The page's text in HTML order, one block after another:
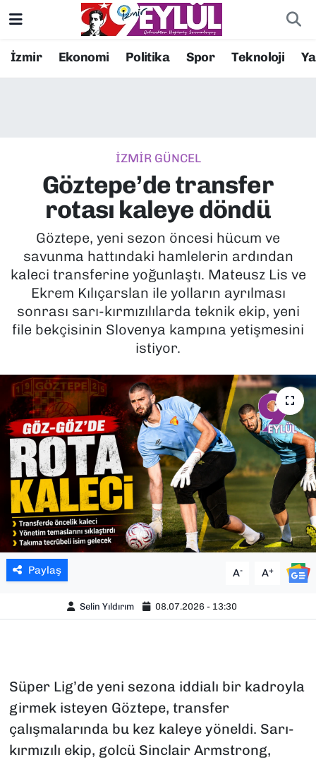
İzmir Ekonomi Politika Spor Teknoloji
İZMİR GÜNCEL
Göztepe’de transfer
rotası kaleye döndü
Göztepe, yeni sezon öncesi hücum ve
savunma hattındaki hamlelerin ardından
kaleci transferine yoğunlaştı. Mateusz Lis ve
Ekrem Kılıçarslan ile yolların ayrılması
sonrası sarı-kırmızılılarda teknik ekip, yeni
file bekçisinin Slovenya kampına yetişmesini
istiyor.
Paylaş A- A+
Selin Yıldırım 08.07.2026 - 13:30
Süper Lig’de yeni sezona iddialı bir kadroyla
girmek isteyen Göztepe, transfer
çalışmalarında bu kez kaleye yöneldi. Sarı-
kırmızılı ekip, golcü Sinclair Armstrong,
Resmi İlanlar
EKONOMİ
KÜLTÜR SANAT
MAGAZİN
POLİTİKA
SAĞLIK
SPOR
TEKNOLOJİ
YAŞAM
YEREL YÖNETİMLER
Konak Nöbetçi Eczaneler
Süper Lig Puan Durumu ve Fikstür
Tüm Manşetler
Son Dakika Haberleri
Haber Arşivi